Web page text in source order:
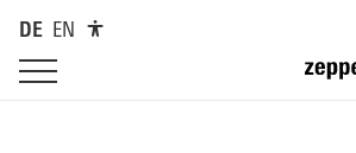
DE EN